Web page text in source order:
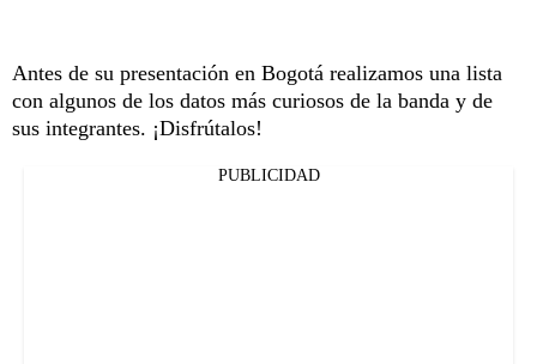
Antes de su presentación en Bogotá realizamos una lista
con algunos de los datos más curiosos de la banda y de
sus integrantes. ¡Disfrútalos!
PUBLICIDAD